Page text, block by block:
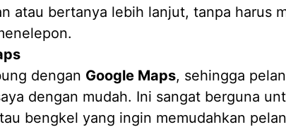
atau bertanya lebih lanjut, tanpa harus
dengan Google Maps, sehingga
dengan mudah. Ini sangat berguna
bengkel yang ingin memudahkan